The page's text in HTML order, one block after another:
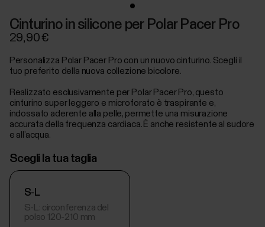
Cinturino in silicone per Polar Pacer Pro
29,90 €
Personalizza Polar Pacer Pro con un nuovo cinturino. Scegli il
tuo preferito della nuova collezione bicolore.
Realizzato esclusivamente per Polar Pacer Pro, questo
cinturino super leggero e microforato è traspirante e,
indossato aderente alla pelle, permette una misurazione
accurata della frequenza cardiaca. È anche resistente al sudore
e all’acqua.
Scegli la tua taglia
S-L
S-L: circonferenza del
polso 120-210 mm